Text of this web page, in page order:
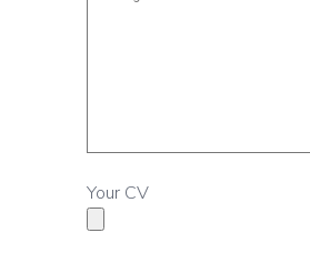
Your CV